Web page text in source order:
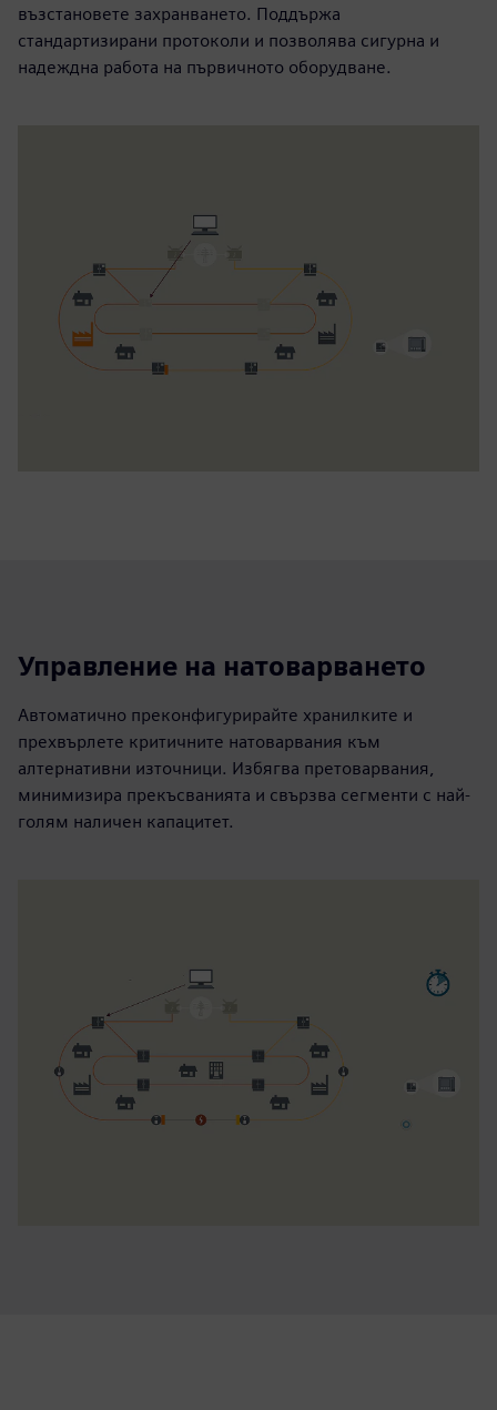
възстановете захранването. Поддържа
стандартизирани протоколи и позволява сигурна и
надеждна работа на първичното оборудване.
Управление на натоварването
Автоматично преконфигурирайте хранилките и
прехвърлете критичните натоварвания към
алтернативни източници. Избягва претоварвания,
минимизира прекъсванията и свързва сегменти с най-
голям наличен капацитет.